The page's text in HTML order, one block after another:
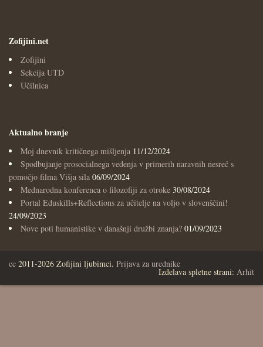
Zofijini.net
Zofijini
Sekcija UTD
Učilnica
Aktualno branje
Moj dnevnik kritičnega mišljenja 11/12/2024
Spodbujanje prosocialnega vedenja v primerih naravnih nesreč s
pomočjo filma Višja sila 06/09/2024
Mednarodna konferenca o filozofiji za otroke 30/08/2024
Portal Eduskills+Reflections za učitelje na voljo v slovenščini!
24/09/2023
Nove poti humanistike v današnji družbi znanja? 01/09/2023
cc 2011-2026 Zofijini ljubimci. Prijava za urednike
Izdelava spletne strani: Arhit